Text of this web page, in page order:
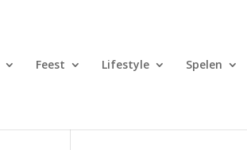
Feest Lifestyle Spelen